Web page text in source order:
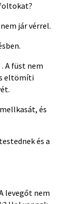
jár vérrel.
A füst nem
eltömíti
és
és a
levegőt nem